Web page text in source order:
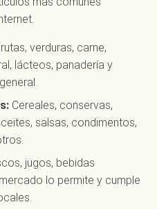
verduras, carne,
lácteos, panadería y
Cereales, conservas,
salsas, condimentos,
jugos, bebidas
lo permite y cumple